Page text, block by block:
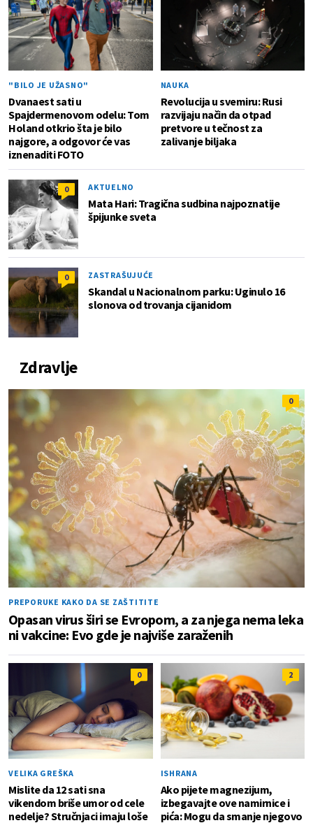
"BILO JE UŽASNO"
Dvanaest sati u
Spajdermenovom odelu: Tom
Holand otkrio šta je bilo
najgore, a odgovor će vas
iznenaditi FOTO
NAUKA
Revolucija u svemiru: Rusi
razvijaju način da otpad
pretvore u tečnost za
zalivanje biljaka
0 AKTUELNO
Mata Hari: Tragična sudbina najpoznatije
špijunke sveta
0 ZASTRAŠUJUĆE
Skandal u Nacionalnom parku: Uginulo 16
slonova od trovanja cijanidom
Zdravlje
0
PREPORUKE KAKO DA SE ZAŠTITITE
Opasan virus širi se Evropom, a za njega nema leka
ni vakcine: Evo gde je najviše zaraženih
0
VELIKA GREŠKA
Mislite da 12 sati sna
vikendom briše umor od cele
nedelje? Stručnjaci imaju loše
2
ISHRANA
Ako pijete magnezijum,
izbegavajte ove namirnice i
pića: Mogu da smanje njegovo